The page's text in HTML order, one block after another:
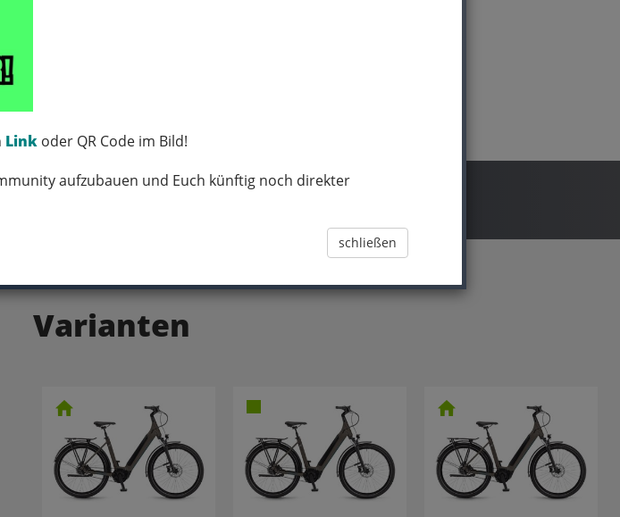
Link oder QR Code im Bild!
aufzubauen und Euch künftig noch direkter
schließen
Varianten